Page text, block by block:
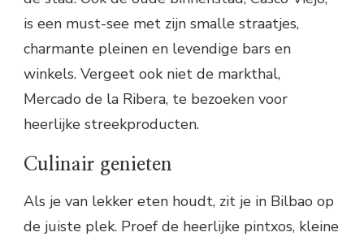
is een must-see met zijn smalle straatjes,
charmante pleinen en levendige bars en
winkels. Vergeet ook niet de markthal,
Mercado de la Ribera, te bezoeken voor
heerlijke streekproducten.
Culinair genieten
Als je van lekker eten houdt, zit je in Bilbao op
de juiste plek. Proef de heerlijke pintxos, kleine